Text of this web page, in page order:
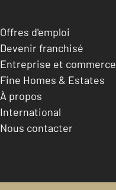
Offres d'emploi
Devenir franchisé
Entreprise et commerce
Fine Homes & Estates
À propos
International
Nous contacter